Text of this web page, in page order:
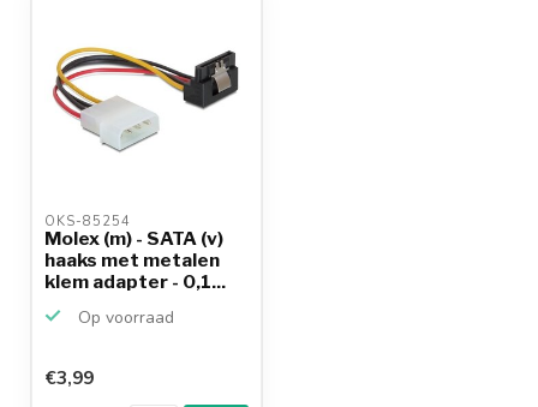
OKS-85254
Molex (m) - SATA (v)
haaks met metalen
klem adapter - 0,1...
Op voorraad
€3,99